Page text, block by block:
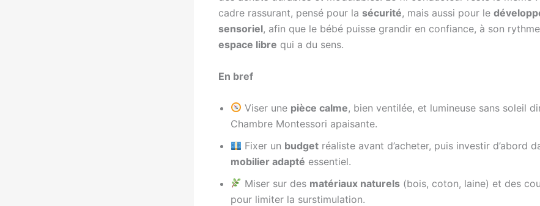
cadre rassurant, pensé pour la sécurité, mais aussi pour le
sensoriel, afin que le bébé puisse grandir en confiance, à son
espace libre qui a du sens.
En bref
Viser une pièce calme, bien ventilée, et lumineuse sans soleil
Chambre Montessori apaisante.
Fixer un budget réaliste avant d’acheter, puis investir d’abord
mobilier adapté essentiel.
Miser sur des matériaux naturels (bois, coton, laine) et des
pour limiter la surstimulation.